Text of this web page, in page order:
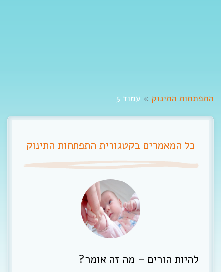
התפתחות התינוק » עמוד 5
כל המאמרים בקטגורית התפתחות התינוק
להיות הורים – מה זה אומר?